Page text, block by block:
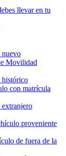
llevar en tu
Movilidad
con matrícula
proveniente
de fuera de la